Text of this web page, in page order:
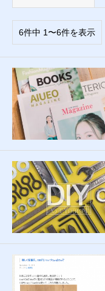
6件中 1〜6件を表示